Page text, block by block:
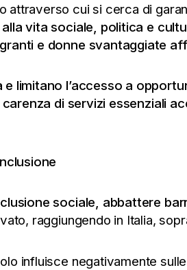
attraverso cui si cerca di
vita sociale, politica e
e donne svantaggiate
limitano l’accesso a
carenza di servizi essenziali
sociale, abbattere
raggiungendo in Italia,
influisce negativamente